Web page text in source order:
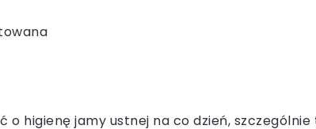
higienę jamy ustnej na co dzień,